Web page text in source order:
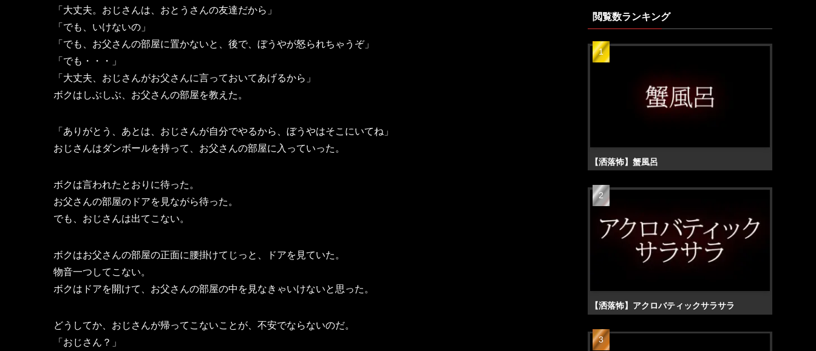
「大丈夫。おじさんは、おとうさんの友達だから」
「でも、いけないの」
「でも、お父さんの部屋に置かないと、後で、ぼうやが怒られちゃうぞ」
「でも・・・」
「大丈夫、おじさんがお父さんに言っておいてあげるから」
ボクはしぶしぶ、お父さんの部屋を教えた。
「ありがとう、あとは、おじさんが自分でやるから、ぼうやはそこにいてね」
おじさんはダンボールを持って、お父さんの部屋に入っていった。
ボクは言われたとおりに待った。
お父さんの部屋のドアを見ながら待った。
でも、おじさんは出てこない。
ボクはお父さんの部屋の正面に腰掛けてじっと、ドアを見ていた。
物音一つしてこない。
ボクはドアを開けて、お父さんの部屋の中を見なきゃいけないと思った。
どうしてか、おじさんが帰ってこないことが、不安でならないのだ。
「おじさん？」
閲覧数ランキング
【洒落怖】蟹風呂
【洒落怖】アクロバティックサラサラ